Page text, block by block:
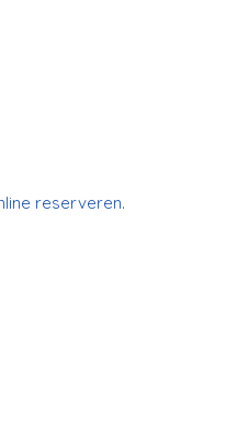
reserveren.